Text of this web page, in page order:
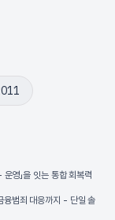
영」을 잇는 통합 회복력
융범죄 대응까지 - 단일 솔